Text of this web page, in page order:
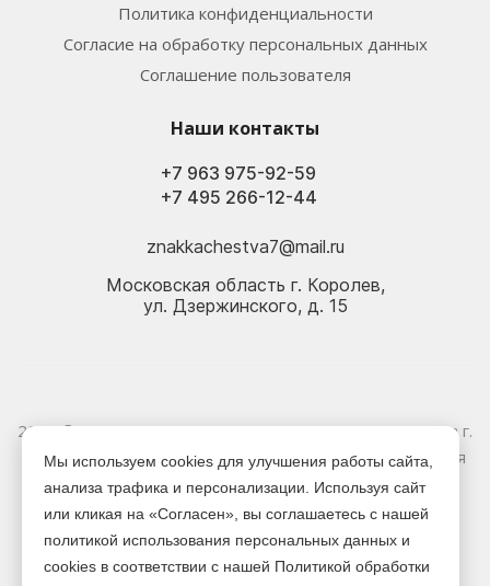
Политика конфиденциальности
Согласие на обработку персональных данных
Соглашение пользователя
Наши контакты
+7 495 266-12-44
+7 963 975-92-59
znakkachestva7@mail.ru
Московская область г. Королев,
ул. Дзержинского, д. 15
2026 © Электрика оптом и в розницу - Магазин-склад в г.
Королёв. Информация, указанная на сайте, не является
публичной офертой.
Версия для печати
Мы используем cookies для улучшения работы сайта,
анализа трафика и персонализации. Используя сайт
или кликая на «Согласен», вы соглашаетесь с нашей
политикой использования персональных данных и
cookies в соответствии с нашей Политикой обработки